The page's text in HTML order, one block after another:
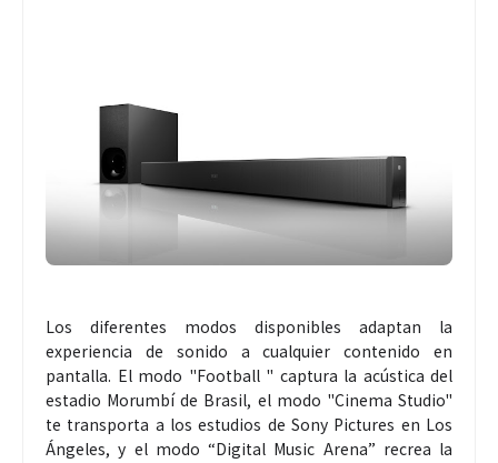
Los diferentes modos disponibles adaptan la
experiencia de sonido a cualquier contenido en
pantalla. El modo "Football " captura la acústica del
estadio Morumbí de Brasil, el modo "Cinema Studio"
te transporta a los estudios de Sony Pictures en Los
Ángeles, y el modo “Digital Music Arena” recrea la